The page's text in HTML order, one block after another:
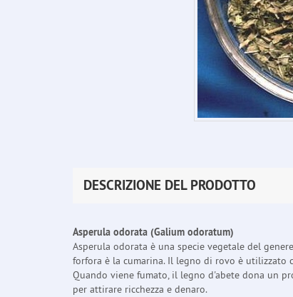
DESCRIZIONE DEL PRODOTTO
Asperula odorata (Galium odoratum)
Asperula odorata è una specie vegetale del
forfora è la cumarina. Il legno di rovo è utilizzato
Quando viene fumato, il legno d'abete dona un
per attirare ricchezza e denaro.